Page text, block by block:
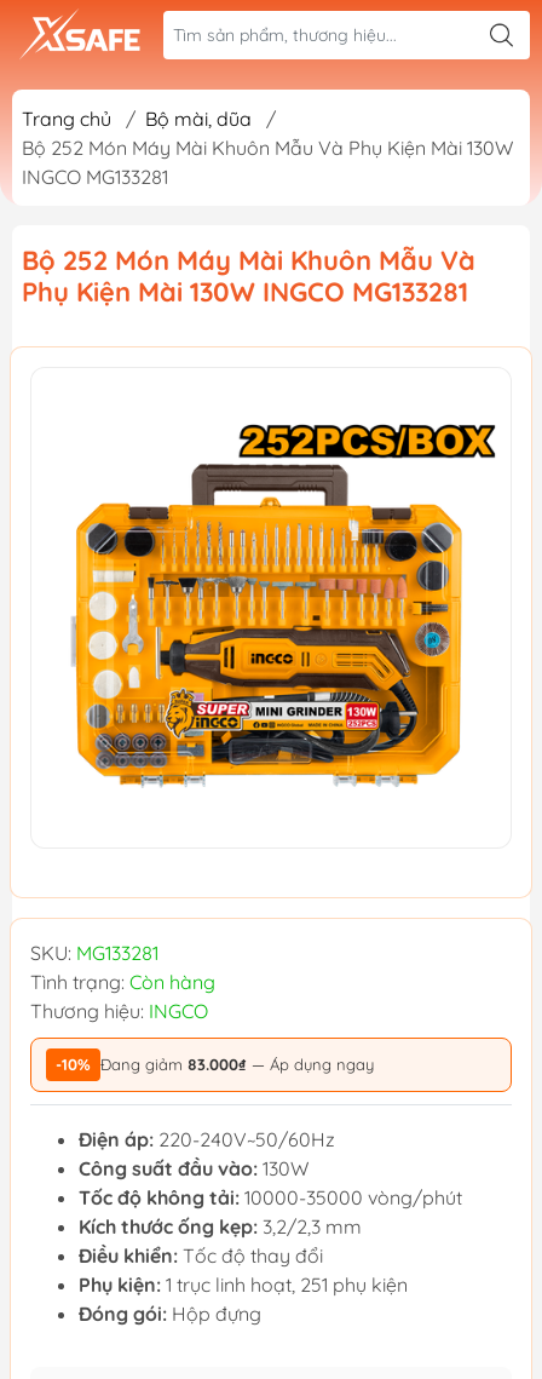
Trang chủ / Bộ mài, dũa
/
Bộ 252 Món Máy Mài Khuôn Mẫu Và Phụ Kiện Mài 130W
INGCO MG133281
Bộ 252 Món Máy Mài Khuôn Mẫu Và
Phụ Kiện Mài 130W INGCO MG133281
SKU: MG133281
Tình trạng: Còn hàng
Thương hiệu: INGCO
-10% Đang giảm 83.000₫ — Áp dụng ngay
Điện áp: 220-240V~50/60Hz
Công suất đầu vào: 130W
Tốc độ không tải: 10000-35000 vòng/phút
Kích thước ống kẹp: 3,2/2,3 mm
Điều khiển: Tốc độ thay đổi
Phụ kiện: 1 trục linh hoạt, 251 phụ kiện
Đóng gói: Hộp đựng